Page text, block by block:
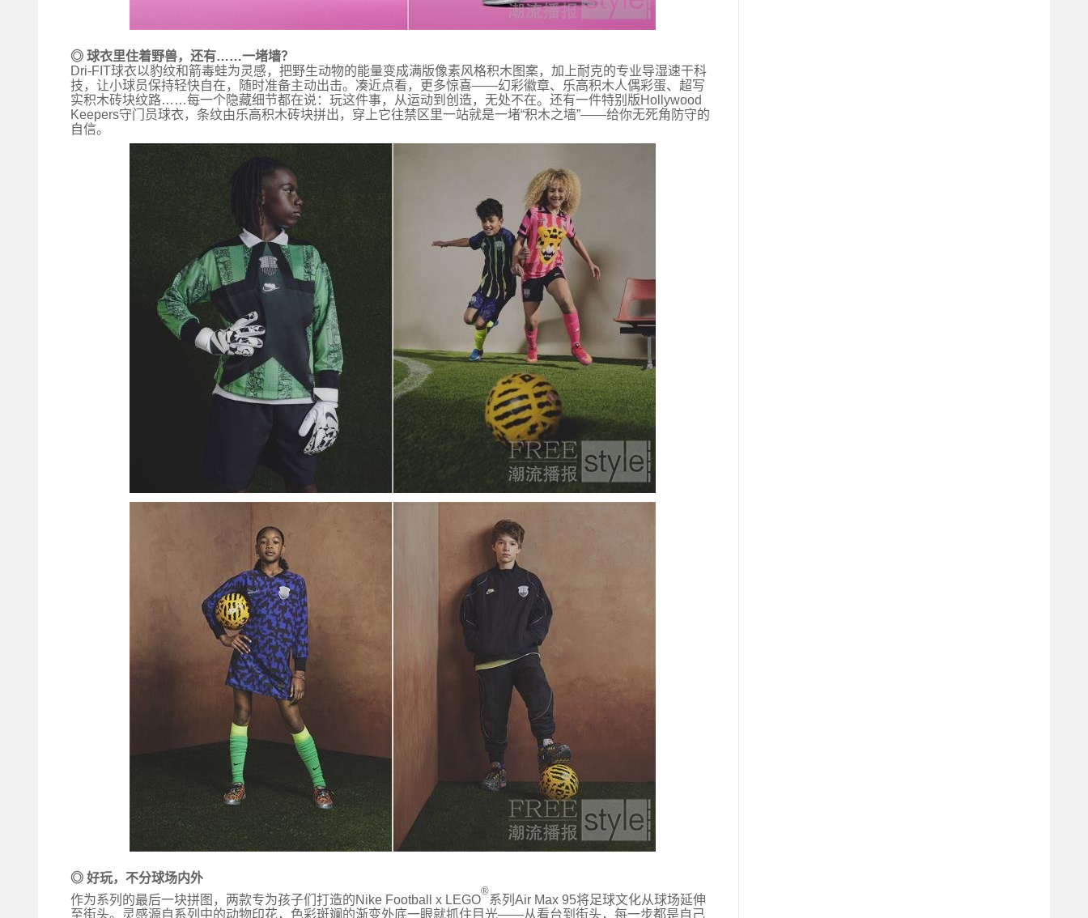
◎ 球衣里住着野兽，还有……一堵墙？
Dri-FIT球衣以豹纹和箭毒蛙为灵感，把野生动物的能量变成满版像素风格积木图案，加上耐克的专业导湿速干科
技，让小球员保持轻快自在，随时准备主动出击。凑近点看，更多惊喜——幻彩徽章、 乐高积木人偶彩蛋、超写
实积木砖块纹路……每一个隐藏细节都在说：玩这件事，从运动到创造，无处不在。还有一件特别版Hollywood
Keepers守门员球衣，条纹由乐高积木砖块拼出，穿上它往禁区里一站就是一堵“积木之墙”——给你无死角防守的
自信。
◎ 好玩，不分球场内外
作为系列的最后一块拼图， 两款专为孩子们打造的Nike Football x LEGO
®
系列Air Max 95将足球文化从球场延伸
至街头。灵感源自系列中的动物印花，色彩斑斓的渐变外底一眼就抓住目光——从看台到街头，每一步都是自己